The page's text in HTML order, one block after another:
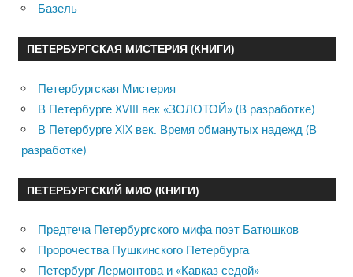
Базель
ПЕТЕРБУРГСКАЯ МИСТЕРИЯ (КНИГИ)
Петербургская Мистерия
В Петербурге XVIII век «ЗОЛОТОЙ» (В разработке)
В Петербурге XIX век. Время обманутых надежд (В
разработке)
ПЕТЕРБУРГСКИЙ МИФ (КНИГИ)
Предтеча Петербургского мифа поэт Батюшков
Пророчества Пушкинского Петербурга
Петербург Лермонтова и «Кавказ седой»